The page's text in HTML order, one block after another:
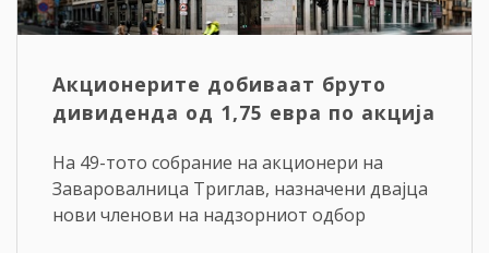
Акционерите добиваат бруто
дивиденда од 1,75 евра по акција
На 49-тото собрание на акционери на
Заваровалница Триглав, назначени двајца
нови членови на надзорниот одбор